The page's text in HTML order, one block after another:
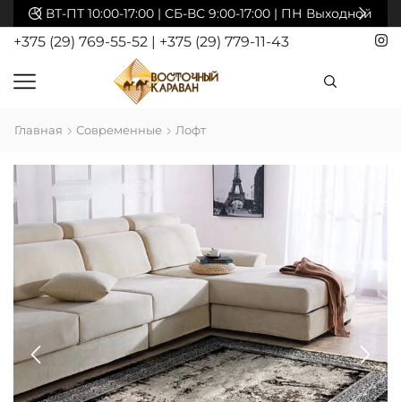
ВТ-ПТ 10:00-17:00 | СБ-ВС 9:00-17:00 | ПН Выходной
+375 (29) 769-55-52 | +375 (29) 779-11-43
Главная Современные Лофт